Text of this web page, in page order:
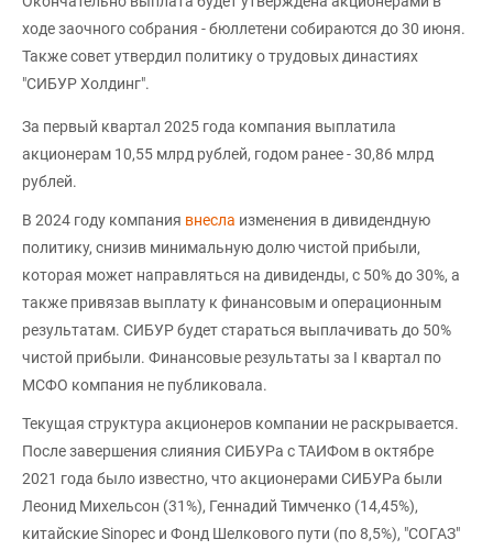
ходе заочного собрания - бюллетени собираются до 30 июня.
Также совет утвердил политику о трудовых династиях
"СИБУР Холдинг".
За первый квартал 2025 года компания выплатила
акционерам 10,55 млрд рублей, годом ранее - 30,86 млрд
рублей.
В 2024 году компания внесла изменения в дивидендную
политику, снизив минимальную долю чистой прибыли,
которая может направляться на дивиденды, с 50% до 30%, а
также привязав выплату к финансовым и операционным
результатам. СИБУР будет стараться выплачивать до 50%
чистой прибыли. Финансовые результаты за I квартал по
МСФО компания не публиковала.
Текущая структура акционеров компании не раскрывается.
После завершения слияния СИБУРа с ТАИФом в октябре
2021 года было известно, что акционерами СИБУРа были
Леонид Михельсон (31%), Геннадий Тимченко (14,45%),
китайские Sinopec и Фонд Шелкового пути (по 8,5%), "СОГАЗ"